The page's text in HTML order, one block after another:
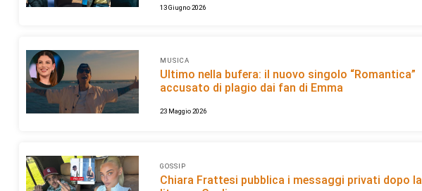
13 Giugno 2026
MUSICA
Ultimo nella bufera: il nuovo singolo “Romantica”
accusato di plagio dai fan di Emma
23 Maggio 2026
GOSSIP
Chiara Frattesi pubblica i messaggi privati dopo la